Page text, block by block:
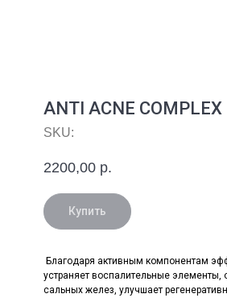
ANTI ACNE COMPLEX
SKU:
2200,00 р.
Купить
Благодаря активным компонентам
устраняет воспалительные элементы,
сальных желез, улучшает